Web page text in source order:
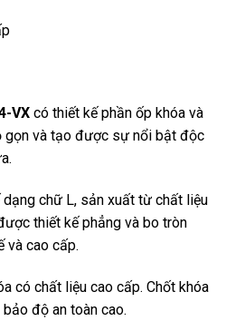
VX có thiết kế phần ốp khóa và
gọn và tạo được sự nổi bật độc
chữ L, sản xuất từ chất liệu
thiết kế phẳng và bo tròn
và cao cấp.
có chất liệu cao cấp. Chốt khóa
độ an toàn cao.